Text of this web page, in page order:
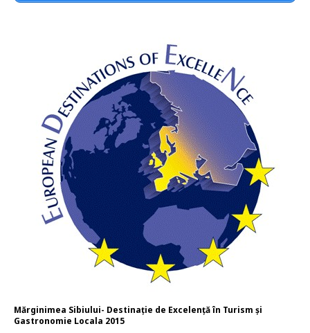
Mărginimea Sibiului- Destinație de Excelență în Turism și
Gastronomie Locala 2015